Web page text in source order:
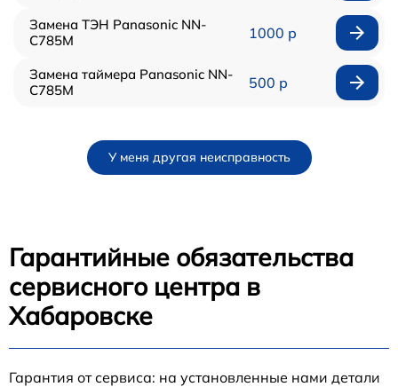
Замена ТЭН Panasonic NN-
C785M
1000 р
Замена таймера Panasonic NN-
C785M
500 р
У меня другая неисправность
Гарантийные обязательства
сервисного центра в
Хабаровске
Гарантия от сервиса: на установленные нами детали